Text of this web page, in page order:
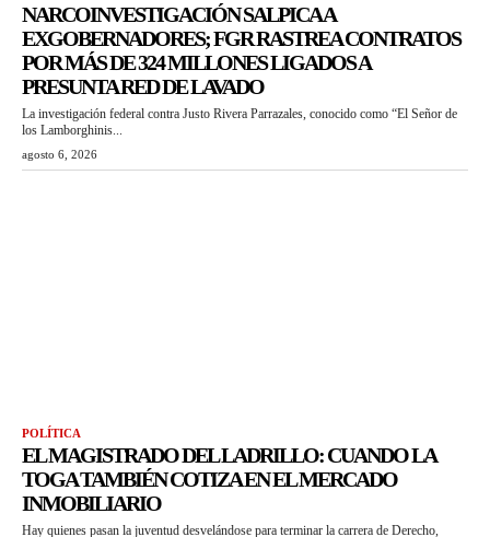
NARCOINVESTIGACIÓN SALPICA A
EXGOBERNADORES; FGR RASTREA CONTRATOS
POR MÁS DE 324 MILLONES LIGADOS A
PRESUNTA RED DE LAVADO
La investigación federal contra Justo Rivera Parrazales, conocido como “El Señor de
los Lamborghinis...
agosto 6, 2026
POLÍTICA
EL MAGISTRADO DEL LADRILLO: CUANDO LA
TOGA TAMBIÉN COTIZA EN EL MERCADO
INMOBILIARIO
Hay quienes pasan la juventud desvelándose para terminar la carrera de Derecho,